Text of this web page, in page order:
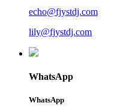
echo@fjystdj.com
lily@fjystdj.com
WhatsApp
WhatsApp